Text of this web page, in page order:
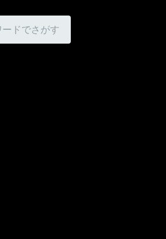
ドでさがす